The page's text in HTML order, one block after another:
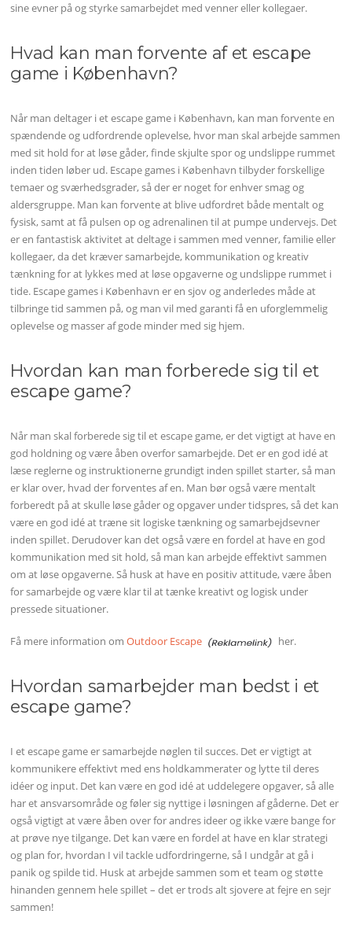
sine evner på og styrke samarbejdet med venner eller kollegaer.
Hvad kan man forvente af et escape
game i København?
Når man deltager i et escape game i København, kan man forvente en
spændende og udfordrende oplevelse, hvor man skal arbejde sammen
med sit hold for at løse gåder, finde skjulte spor og undslippe rummet
inden tiden løber ud. Escape games i København tilbyder forskellige
temaer og sværhedsgrader, så der er noget for enhver smag og
aldersgruppe. Man kan forvente at blive udfordret både mentalt og
fysisk, samt at få pulsen op og adrenalinen til at pumpe undervejs. Det
er en fantastisk aktivitet at deltage i sammen med venner, familie eller
kollegaer, da det kræver samarbejde, kommunikation og kreativ
tænkning for at lykkes med at løse opgaverne og undslippe rummet i
tide. Escape games i København er en sjov og anderledes måde at
tilbringe tid sammen på, og man vil med garanti få en uforglemmelig
oplevelse og masser af gode minder med sig hjem.
Hvordan kan man forberede sig til et
escape game?
Når man skal forberede sig til et escape game, er det vigtigt at have en
god holdning og være åben overfor samarbejde. Det er en god idé at
læse reglerne og instruktionerne grundigt inden spillet starter, så man
er klar over, hvad der forventes af en. Man bør også være mentalt
forberedt på at skulle løse gåder og opgaver under tidspres, så det kan
være en god idé at træne sit logiske tænkning og samarbejdsevner
inden spillet. Derudover kan det også være en fordel at have en god
kommunikation med sit hold, så man kan arbejde effektivt sammen
om at løse opgaverne. Så husk at have en positiv attitude, være åben
for samarbejde og være klar til at tænke kreativt og logisk under
pressede situationer.
Få mere information omOutdoor Escape her.
Hvordan samarbejder man bedst i et
escape game?
I et escape game er samarbejde nøglen til succes. Det er vigtigt at
kommunikere effektivt med ens holdkammerater og lytte til deres
idéer og input. Det kan være en god idé at uddelegere opgaver, så alle
har et ansvarsområde og føler sig nyttige i løsningen af gåderne. Det er
også vigtigt at være åben over for andres ideer og ikke være bange for
at prøve nye tilgange. Det kan være en fordel at have en klar strategi
og plan for, hvordan I vil tackle udfordringerne, så I undgår at gå i
panik og spilde tid. Husk at arbejde sammen som et team og støtte
hinanden gennem hele spillet – det er trods alt sjovere at fejre en sejr
sammen!